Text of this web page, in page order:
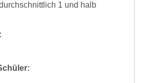
1 und halb